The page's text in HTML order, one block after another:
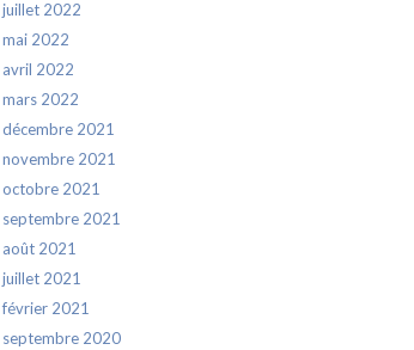
juillet 2022
mai 2022
avril 2022
mars 2022
décembre 2021
novembre 2021
octobre 2021
septembre 2021
août 2021
juillet 2021
février 2021
septembre 2020